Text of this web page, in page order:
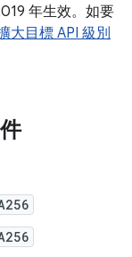
年生效。如要
大目標 API 級別